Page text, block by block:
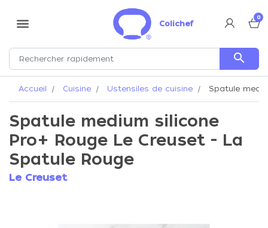
menu Colichef
0
search
Accueil Cuisine Ustensiles de cuisine Spatule
Spatule medium silicone
Pro+ Rouge Le Creuset - La
Spatule Rouge
Le Creuset